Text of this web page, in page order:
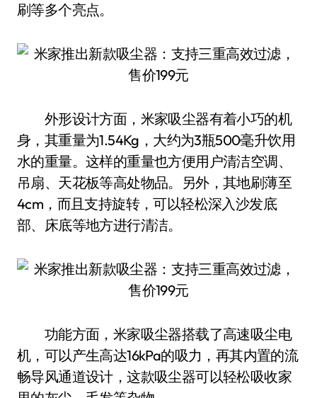
刷等多个亮点。
外形设计方面，米家吸尘器有着小巧的机
身，其重量为1.54Kg，大约为3瓶500毫升饮用
水的重量。这样的重量也方便用户清洁空调、
吊扇、天花板等高处物品。另外，其地刷薄至
4cm，而且支持旋转，可以轻松深入沙发底
部、床底等地方进行清洁。
功能方面，米家吸尘器搭载了高速吸尘电
机，可以产生高达16kPa的吸力，再其内置的流
畅导风通道设计，这款吸尘器可以轻松吸收家